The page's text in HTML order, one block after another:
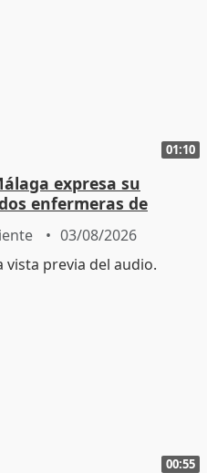
01:10
expresa su
enfermeras de
03/08/2026
00:55